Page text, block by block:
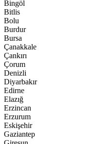
Bingöl
Bitlis
Bolu
Burdur
Bursa
Çanakkale
Çankırı
Çorum
Denizli
Diyarbakır
Edirne
Elazığ
Erzincan
Erzurum
Eskişehir
Gaziantep